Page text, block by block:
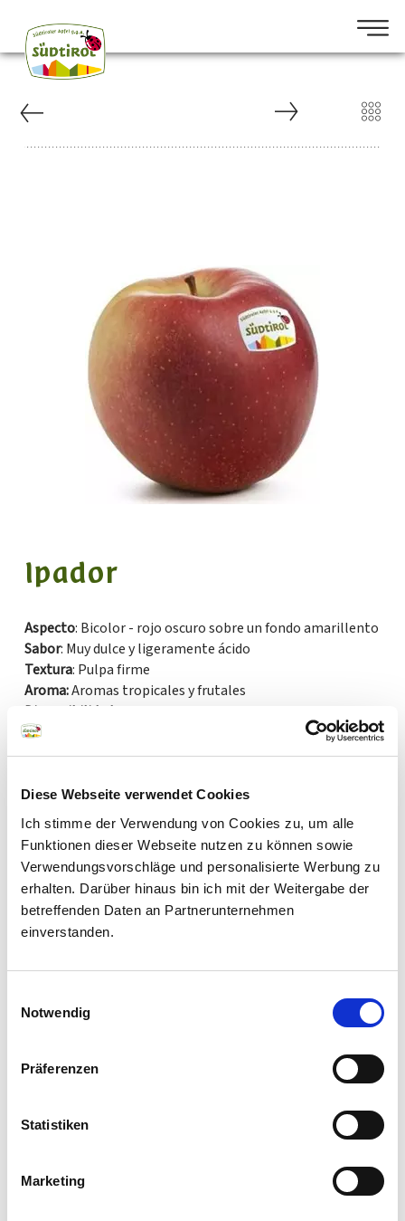
Diese Webseite verwendet Cookies
Ich stimme der Verwendung von Cookies zu, um alle
Funktionen dieser Webseite nutzen zu können sowie
Verwendungsvorschläge und personalisierte Werbung zu
erhalten. Darüber hinaus bin ich mit der Weitergabe der
betreffenden Daten an Partnerunternehmen
einverstanden.
Notwendig
Präferenzen
Statistiken
Marketing
Newsletter
Email
Ipador
Aspecto: Bicolor - rojo oscuro sobre un fondo amarillento
Sabor: Muy dulce y ligeramente ácido
Textura: Pulpa firme
Aroma:Aromas tropicales y frutales
Disponibilidad: Todo el año
Uso
: Consejos: apta para consumo en crudo, ensaladas y
chutney
dulce ácidulo
AROMA
muy cujiente